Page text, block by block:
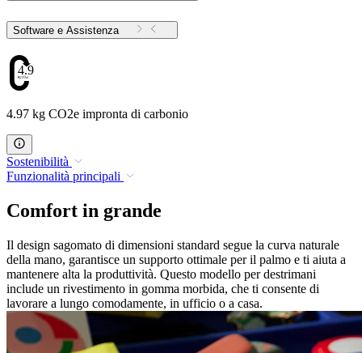
Software e Assistenza
4.97
4.97 kg CO2e impronta di carbonio
Sostenibilità
Funzionalità principali
Comfort in grande
Il design sagomato di dimensioni standard segue la curva naturale
della mano, garantisce un supporto ottimale per il palmo e ti aiuta a
mantenere alta la produttività. Questo modello per destrimani
include un rivestimento in gomma morbida, che ti consente di
lavorare a lungo comodamente, in ufficio o a casa.